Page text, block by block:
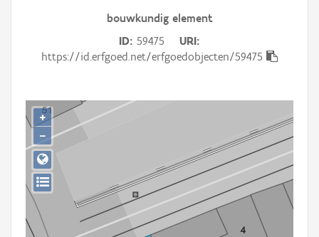
Gebeurtenis
Persoon of collectief
Downloads
Hergebruik
Aanmelden
bouwkundig element
ID 59475
URI
https://id.erfgoed.net/erfgoedobjecten/59475
+
−